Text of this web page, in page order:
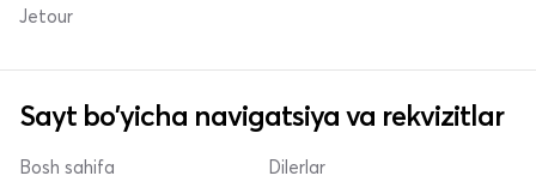
Jetour
Sayt bo'yicha navigatsiya va rekvizitlar
Bosh sahifa Dilerlar